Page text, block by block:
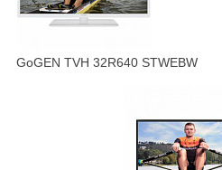
GoGEN TVH 32R640 STWEBW